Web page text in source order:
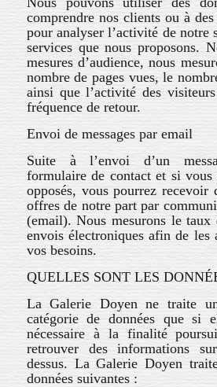
comprendre nos clients ou à
pour analyser l’activité de notre
services que nous proposons.
mesures d’audience, nous
nombre de pages vues, le
ainsi que l’activité des
fréquence de retour.
Envoi de messages par email
Suite à l’envoi d’un
formulaire de contact et si vous
opposés, vous pourrez recevoir
offres de notre part par
(email). Nous mesurons le taux
envois électroniques afin de les
vos besoins.
QUELLES SONT LES
La Galerie Doyen ne traite
catégorie de données que si
nécessaire à la finalité
retrouver des informations
dessus. La Galerie Doyen
données suivantes :